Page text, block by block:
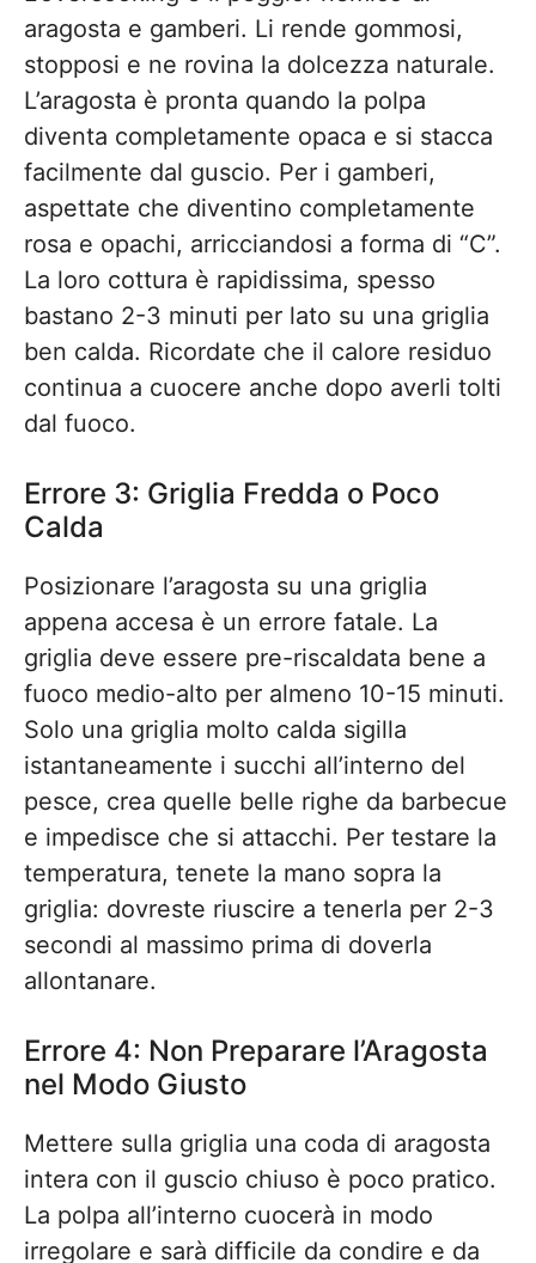
aragosta e gamberi. Li rende gommosi,
stopposi e ne rovina la dolcezza naturale.
L’aragosta è pronta quando la polpa
diventa completamente opaca e si stacca
facilmente dal guscio. Per i gamberi,
aspettate che diventino completamente
rosa e opachi, arricciandosi a forma di “C”.
La loro cottura è rapidissima, spesso
bastano 2-3 minuti per lato su una griglia
ben calda. Ricordate che il calore residuo
continua a cuocere anche dopo averli tolti
dal fuoco.
Errore 3: Griglia Fredda o Poco
Calda
Posizionare l’aragosta su una griglia
appena accesa è un errore fatale. La
griglia deve essere pre-riscaldata bene a
fuoco medio-alto per almeno 10-15 minuti.
Solo una griglia molto calda sigilla
istantaneamente i succhi all’interno del
pesce, crea quelle belle righe da barbecue
e impedisce che si attacchi. Per testare la
temperatura, tenete la mano sopra la
griglia: dovreste riuscire a tenerla per 2-3
secondi al massimo prima di doverla
allontanare.
Errore 4: Non Preparare l’Aragosta
nel Modo Giusto
Mettere sulla griglia una coda di aragosta
intera con il guscio chiuso è poco pratico.
La polpa all’interno cuocerà in modo
irregolare e sarà difficile da condire e da